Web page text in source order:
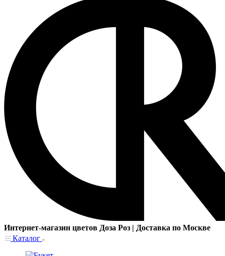
Интернет-магазин цветов Доза Роз | Доставка по Москве
Каталог